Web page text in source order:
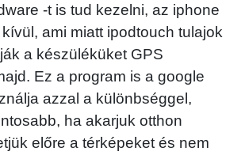
-t is tud kezelni, az iphone
ami miatt ipodtouch tulajok
a készüléküket GPS
Ez a program is a google
azzal a különbséggel,
ha akarjuk otthon
előre a térképeket és nem